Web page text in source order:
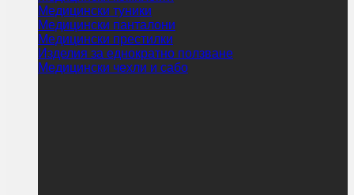
Медицински туники
Медицински панталони
Медицински престилки
Изделия за еднократно ползване
Медицински чехли и сабо